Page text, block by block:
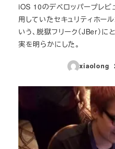
iOS 10のデベロッパープレビ
用していたセキュリティホー
いう、脱獄フリーク（JBer）
実を明らかにした。
xiaolong